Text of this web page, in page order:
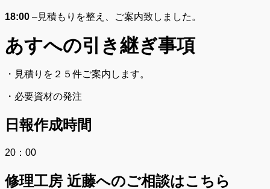
18:00 –見積もりを整え、ご案内致しました。
あすへの引き継ぎ事項
・見積りを２５件ご案内します。
・必要資材の発注
日報作成時間
20：00
修理工房 近藤へのご相談はこちら